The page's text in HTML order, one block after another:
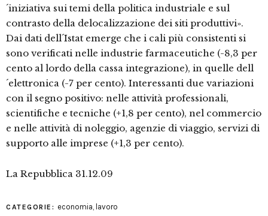
´iniziativa sui temi della politica industriale e sul
contrasto della delocalizzazione dei siti produttivi».
Dai dati dell´Istat emerge che i cali più consistenti si
sono verificati nelle industrie farmaceutiche (-8,3 per
cento al lordo della cassa integrazione), in quelle dell
´elettronica (-7 per cento). Interessanti due variazioni
con il segno positivo: nelle attività professionali,
scientifiche e tecniche (+1,8 per cento), nel commercio
e nelle attività di noleggio, agenzie di viaggio, servizi di
supporto alle imprese (+1,3 per cento).
La Repubblica 31.12.09
CATEGORIE: economia, lavoro